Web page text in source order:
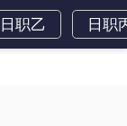
日职乙 日职